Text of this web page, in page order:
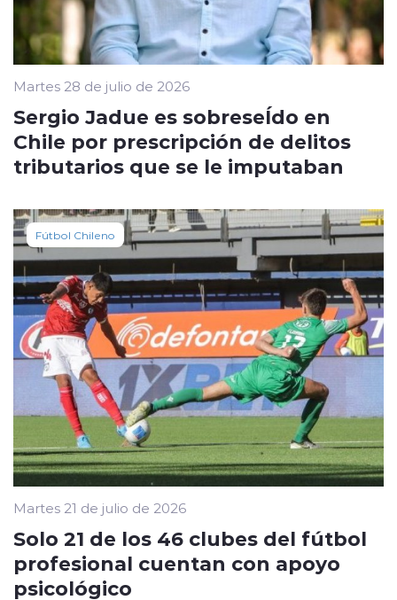
Martes 28 de julio de 2026
Sergio Jadue es sobreseÍdo en
Chile por prescripción de delitos
tributarios que se le imputaban
Fútbol Chileno
Martes 21 de julio de 2026
Solo 21 de los 46 clubes del fútbol
profesional cuentan con apoyo
psicológico